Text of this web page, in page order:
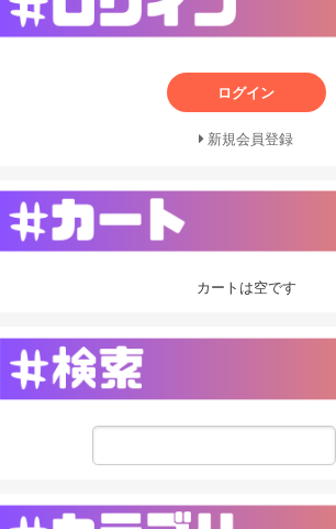
ログイン
新規会員登録
カートは空です